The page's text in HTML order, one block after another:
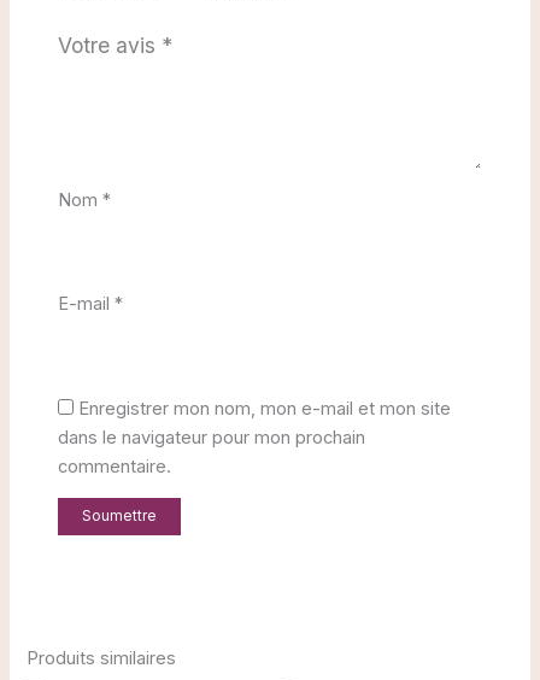
Votre avis *
Nom *
E-mail *
Enregistrer mon nom, mon e-mail et mon site
dans le navigateur pour mon prochain
commentaire.
Produits similaires